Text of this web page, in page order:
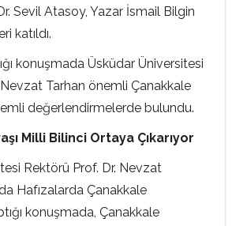
Sevil Atasoy, Yazar İsmail Bilgin
katıldı.
konuşmada Üsküdar Üniversitesi
Tarhan önemli Çanakkale
değerlendirmelerde bulundu.
Milli Bilinci Ortaya Çıkarıyor
Rektörü Prof. Dr. Nevzat
Hafızalarda Çanakkale
konuşmada, Çanakkale